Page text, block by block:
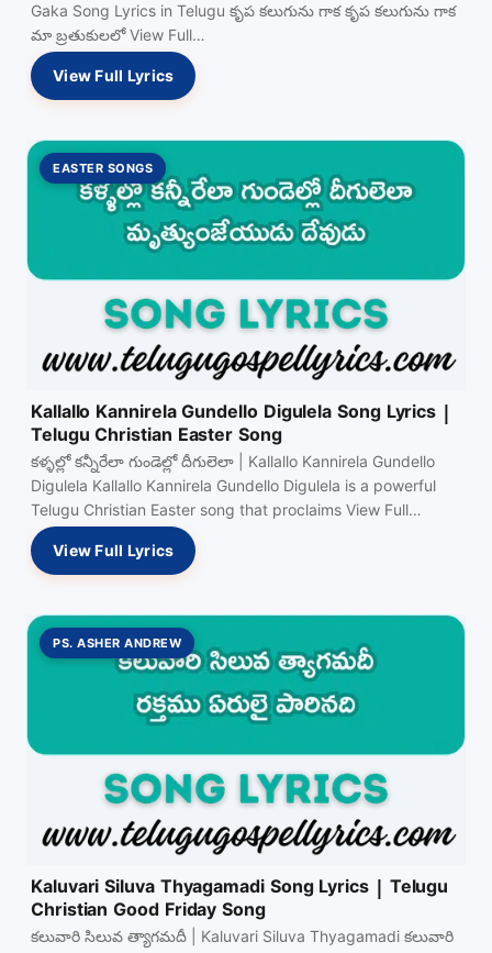
Gaka Song Lyrics in Telugu కృప కలుగును గాక కృప కలుగును గాక
మా బ్రతుకులలో View Full…
View Full Lyrics
EASTER SONGS
Kallallo Kannirela Gundello Digulela Song Lyrics |
Telugu Christian Easter Song
కళ్ళల్లో కన్నీరేలా గుండెల్లో దీగులెలా | Kallallo Kannirela Gundello
Digulela Kallallo Kannirela Gundello Digulela is a powerful
Telugu Christian Easter song that proclaims View Full…
View Full Lyrics
PS. ASHER ANDREW
Kaluvari Siluva Thyagamadi Song Lyrics | Telugu
Christian Good Friday Song
కలువారి సిలువ త్యాగమదీ | Kaluvari Siluva Thyagamadi కలువారి